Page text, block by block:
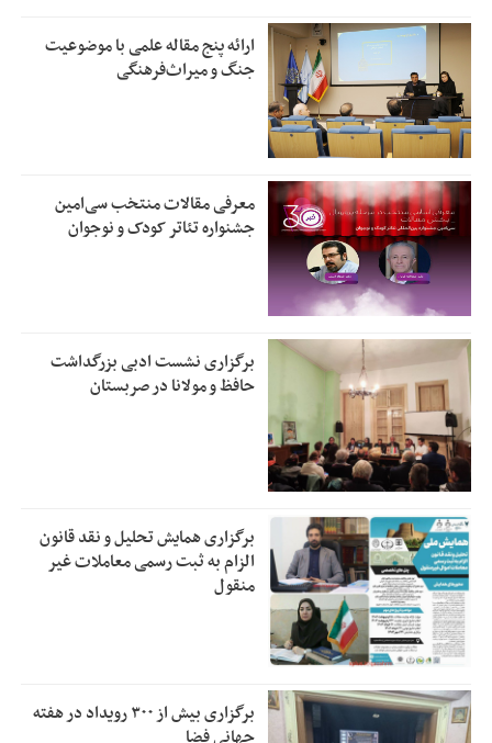
ارائه پنج مقاله علمی با موضوعیت
جنگ و میراث‌فرهنگی
معرفی مقالات منتخب سی‌امین
جشنواره تئاتر کودک و نوجوان
برگزاری نشست ادبی بزرگداشت
حافظ و مولانا در صربستان
برگزاری همایش تحلیل و نقد قانون
الزام به ثبت رسمی معاملات غیر
منقول
برگزاری بیش از ۳۰۰ رویداد در هفته